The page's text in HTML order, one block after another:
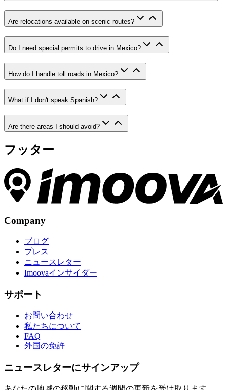
Are relocations available on scenic routes?
Do I need special permits to drive in Mexico?
How do I handle toll roads in Mexico?
What if I don't speak Spanish?
Are there areas I should avoid?
フッター
Company
ブログ
プレス
ニュースレター
Imoovaインサイダー
サポート
お問い合わせ
私たちについて
FAQ
外国の免許
ニュースレターにサインアップ